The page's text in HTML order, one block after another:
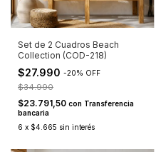
Set de 2 Cuadros Beach
Collection (COD-218)
$27.990 -20% OFF
$34.990
$23.791,50 con Transferencia
bancaria
6 x $4.665 sin interés